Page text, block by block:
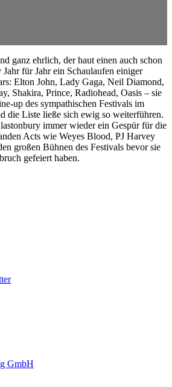
ganz ehrlich, der haut einen auch schon
für Jahr ein Schaulaufen einiger
Elton John, Lady Gaga, Neil Diamond,
Shakira, Prince, Radiohead, Oasis – sie
up des sympathischen Festivals im
die Liste ließe sich ewig so weiterführen.
immer wieder ein Gespür für die
Acts wie Weyes Blood, PJ Harvey
großen Bühnen des Festivals bevor sie
gefeiert haben.
GmbH